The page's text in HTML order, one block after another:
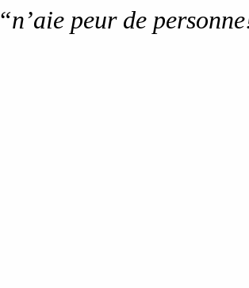
“n’aie peur de